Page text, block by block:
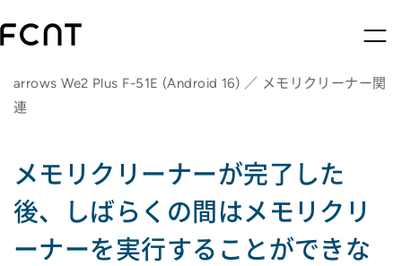
arrows We2 Plus F-51E (Android 16) ／ メモリクリーナー関
連
メモリクリーナーが完了した
後、しばらくの間はメモリクリ
ーナーを実行することができな